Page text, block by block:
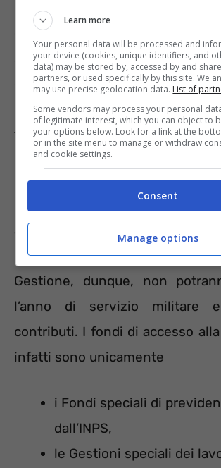
Il recupero dell’anno di servizio
concesso a tutti coloro che
servizio di leva e hanno almeno
da lavoro maturato presso una
Possono richiedere l’accredito
figurativi anche i superstiti
INPS o del pensionato deceduto.
Non sono ammessi
appartengono
alla Gestione
lavoratori che versano
Gestione, dunque, non
l’anno di servizio militare e
contributi. I fondi di accesso
infatti sono unicamente
i Fondi speciali di
dall’INPS,
le Gestioni speciali dei
Learn more
Your personal data will be processed and
your device (cookies, unique identifiers, and
data) may be stored by, accessed by and
partners, or used specifically by this site. We
may use precise geolocation data. List of
Some vendors may process your personal
of legitimate interest, which you can object to
your options below. Look for a link at the
or in the site menu to manage or withdraw
and cookie settings.
Consent
Manage options